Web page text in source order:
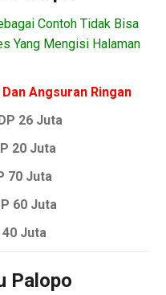
Contoh Tidak Bisa
Yang Mengisi Halaman
Angsuran Ringan
26 Juta
20 Juta
70 Juta
60 Juta
Juta
Palopo